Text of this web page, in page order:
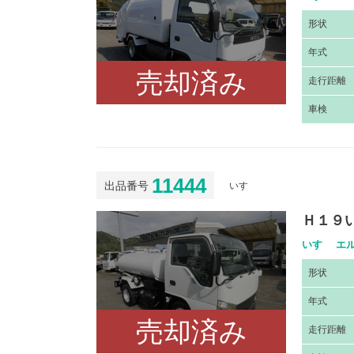
売却済み
形状
年式
走行距離
車検
出品番号 11444 いすゞ
売却済み
Ｈ１９
いすゞ エ
形状
年式
走行距離